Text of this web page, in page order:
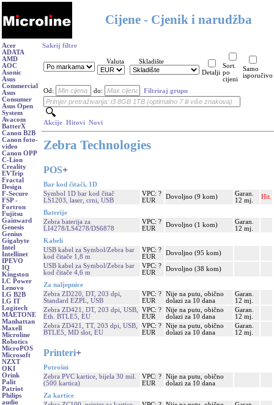
Cijene - Cjenik i narudžba
Acer
ADATA
AMD
AOC
Asonic
Asus
Commercial
Asus
Consumer
Asus Open
System
Avacom
BatterX
Canon B2B
Canon foto-
video
Canon OPP
C-Lion
Creality
EVTrip
Fractal
Design
F-Secure
FSP -
Fortron
Fujitsu
Gainward
Genesis
Genius
Gigabyte
Intel
Intellinet
IPEVO
IQ
Kingston
LC Power
Lenovo
LG B2B
LG IT
Logitech
MAETONE
Manhattan
Maxell
Microline
Robotics
MicroPOS
Microsoft
NZXT
OKI
Orink
Palit
Patriot
Philips
audio
Sakrij filtre
Valuta
Skladište
Detalji
Sort.
po
cijeni
Samo
isporučivo
Od: do: Filtriraj grupu
Akcije Hitovi Novi
Zebra Technologies
POS+
Bar kod čitači, 1D
Symbol 1D bar kod čitač
LS1203, laser, crni, USB
VPC: ?
EUR
Dovoljno (9 kom)
Garan.
12 mj.
Hit.
Baterije
Zebra baterija za
LI4278/LS4278/DS6878
VPC: ?
EUR
Dovoljno (1 kom)
Garan.
12 mj.
Kabeli
USB kabel za Symbol/Zebra bar
kod čitače 1,8 m
VPC: ?
EUR
Dovoljno (95 kom)
USB kabel za Symbol/Zebra bar
kod čitače 4,6 m
VPC: ?
EUR
Dovoljno (38 kom)
Za naljepnice
Zebra ZD220, DT, 203 dpi,
Standard EZPL, USB
VPC: ?
EUR
Nije na putu, obično
dolazi za 10 dana
Garan.
12 mj.
Zebra ZD421, DT, 203 dpi, USB,
Eth. BTLE5, EU
VPC: ?
EUR
Nije na putu, obično
dolazi za 10 dana
Garan.
12 mj.
Zebra ZD421, TT, 203 dpi, USB,
BTLE5, MD slot, EU
VPC: ?
EUR
Nije na putu, obično
dolazi za 10 dana
Garan.
12 mj.
Printeri+
Potrošni
Zebra PVC kartice, bijela 30 mil.
(500 kartica)
VPC: ?
EUR
Nije na putu, obično
dolazi za 10 dana
Za kartice